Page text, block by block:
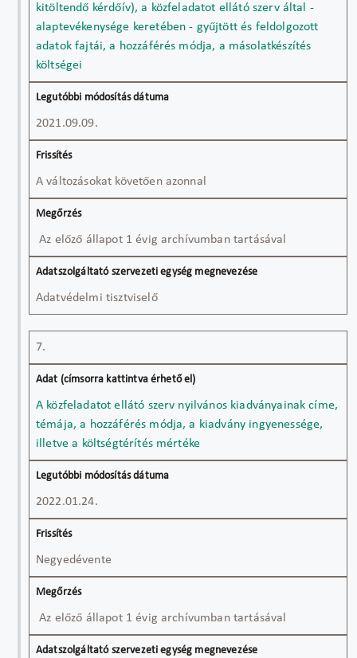
kitöltendő kérdőív), a közfeladatot ellátó szerv által -
alaptevékenysége keretében - gyűjtött és feldolgozott
adatok fajtái, a hozzáférés módja, a másolatkészítés
költségei
2021.09.09.
A változásokat követően azonnal
Az előző állapot 1 évig archívumban tartásával
Adatvédelmi tisztviselő
7.
A közfeladatot ellátó szerv nyilvános kiadványainak címe,
témája, a hozzáférés módja, a kiadvány ingyenessége,
illetve a költségtérítés mértéke
2022.01.24.
Negyedévente
Az előző állapot 1 évig archívumban tartásával